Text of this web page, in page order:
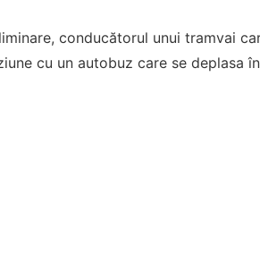
conducătorul unui tramvai
cu un autobuz care se deplasa